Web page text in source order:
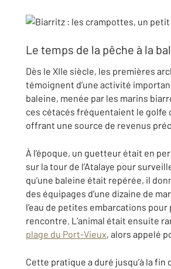
Le temps de la pêche à la
Dès le XIIe siècle, les premières
témoignent d’une activité
baleine, menée par les marins
ces cétacés fréquentaient le golfe
offrant une source de revenus
À l’époque, un guetteur était en
sur la tour de l’Atalaye pour
qu’une baleine était repérée, il
des équipages d’une dizaine de
l’eau de petites embarcations pour
rencontre. L’animal était ensuite
plage du Port-Vieux, alors appelé
Cette pratique a duré jusqu’à la fin